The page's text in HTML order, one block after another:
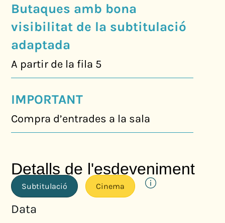
Butaques amb bona
visibilitat de la subtitulació
adaptada
A partir de la fila 5
IMPORTANT
Compra d’entrades a la sala
Detalls de l'esdeveniment
Subtitulació Cinema
Data